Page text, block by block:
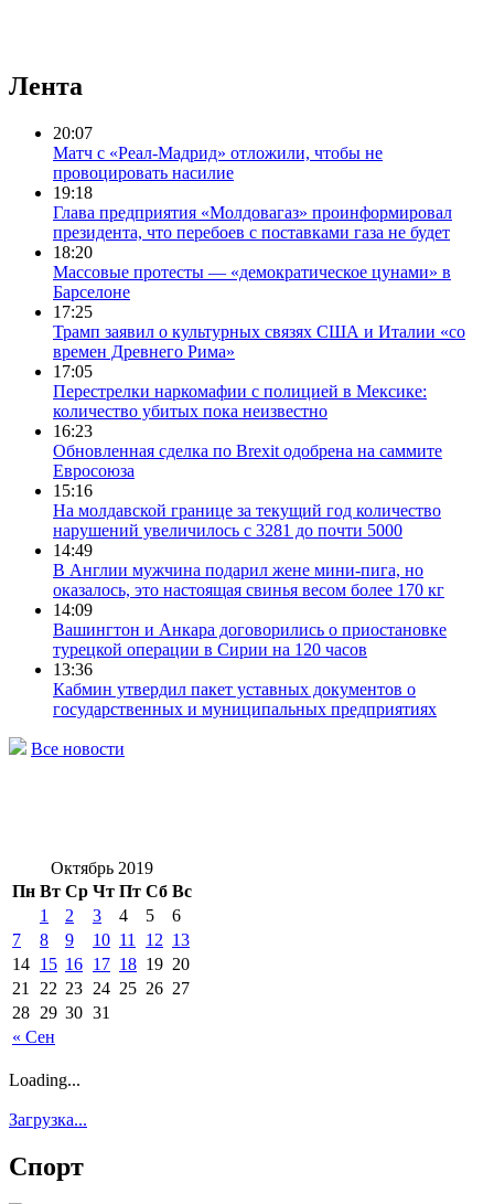
Лента
20:07
Матч с «Реал-Мадрид» отложили, чтобы не
провоцировать насилие
19:18
Глава предприятия «Молдовагаз» проинформировал
президента, что перебоев с поставками газа не будет
18:20
Массовые протесты — «демократическое цунами» в
Барселоне
17:25
Трамп заявил о культурных связях США и Италии «со
времен Древнего Рима»
17:05
Перестрелки наркомафии с полицией в Мексике:
количество убитых пока неизвестно
16:23
Обновленная сделка по Brexit одобрена на саммите
Евросоюза
15:16
На молдавской границе за текущий год количество
нарушений увеличилось с 3281 до почти 5000
14:49
В Англии мужчина подарил жене мини-пига, но
оказалось, это настоящая свинья весом более 170 кг
14:09
Вашингтон и Анкара договорились о приостановке
турецкой операции в Сирии на 120 часов
13:36
Кабмин утвердил пакет уставных документов о
государственных и муниципальных предприятиях
Все новости
Октябрь 2019
Пн Вт Ср Чт Пт Сб Вс
« Сен
1 2 3 4 5
6
7
8 9 10 11 12 13
14 15 16 17 18 19 20
21
22 23 24 25 26 27
28 29 30 31
Loading...
Загрузка...
Спорт